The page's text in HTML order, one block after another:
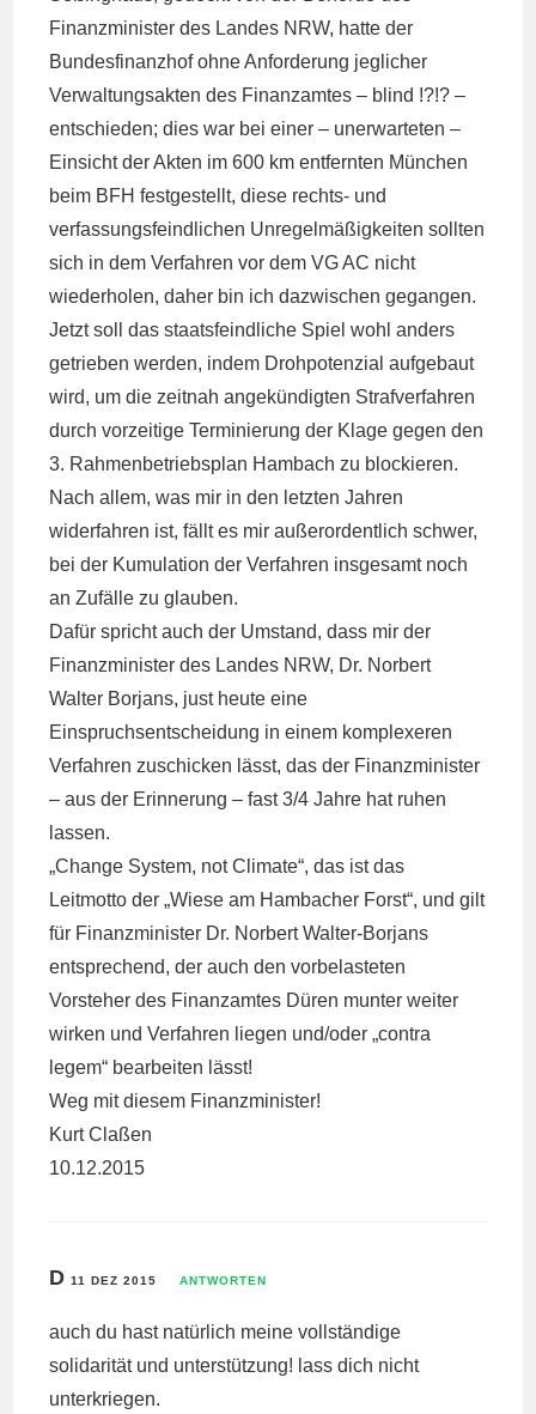
Finanzminister des Landes NRW, hatte der
Bundesfinanzhof ohne Anforderung jeglicher
Verwaltungsakten des Finanzamtes – blind !?!? –
entschieden; dies war bei einer – unerwarteten –
Einsicht der Akten im 600 km entfernten München
beim BFH festgestellt, diese rechts- und
verfassungsfeindlichen Unregelmäßigkeiten sollten
sich in dem Verfahren vor dem VG AC nicht
wiederholen, daher bin ich dazwischen gegangen.
Jetzt soll das staatsfeindliche Spiel wohl anders
getrieben werden, indem Drohpotenzial aufgebaut
wird, um die zeitnah angekündigten Strafverfahren
durch vorzeitige Terminierung der Klage gegen den
3. Rahmenbetriebsplan Hambach zu blockieren.
Nach allem, was mir in den letzten Jahren
widerfahren ist, fällt es mir außerordentlich schwer,
bei der Kumulation der Verfahren insgesamt noch
an Zufälle zu glauben.
Dafür spricht auch der Umstand, dass mir der
Finanzminister des Landes NRW, Dr. Norbert
Walter Borjans, just heute eine
Einspruchsentscheidung in einem komplexeren
Verfahren zuschicken lässt, das der Finanzminister
– aus der Erinnerung – fast 3/4 Jahre hat ruhen
lassen.
„Change System, not Climate“, das ist das
Leitmotto der „Wiese am Hambacher Forst“, und gilt
für Finanzminister Dr. Norbert Walter-Borjans
entsprechend, der auch den vorbelasteten
Vorsteher des Finanzamtes Düren munter weiter
wirken und Verfahren liegen und/oder „contra
legem“ bearbeiten lässt!
Weg mit diesem Finanzminister!
Kurt Claßen
10.12.2015
D11 DEZ 2015 ANTWORTEN
auch du hast natürlich meine vollständige
solidarität und unterstützung! lass dich nicht
unterkriegen.